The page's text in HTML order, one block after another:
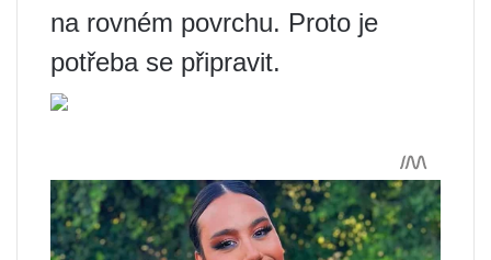
na rovném povrchu. Proto je
potřeba se připravit.